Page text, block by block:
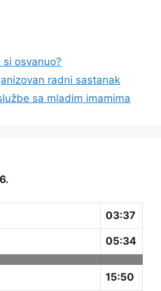
osvanuo?
radni sastanak
sa mladim imamima
03:37
05:34
15:50